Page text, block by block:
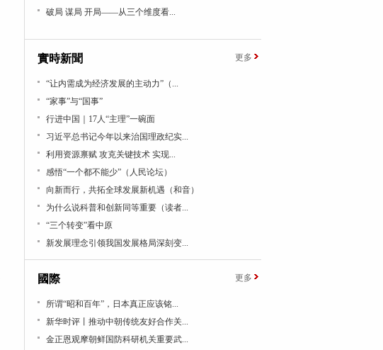
破局 谋局 开局——从三个维度看...
實時新聞 更多
“让内需成为经济发展的主动力”（...
“家事”与“国事”
行进中国｜17人“主理”一碗面
习近平总书记今年以来治国理政纪实...
利用资源禀赋 攻克关键技术 实现...
感悟“一个都不能少”（人民论坛）
向新而行，共拓全球发展新机遇（和音）
为什么说科普和创新同等重要（读者...
“三个转变”看中原
新发展理念引领我国发展格局深刻变...
國際 更多
所谓“昭和百年”，日本真正应该铭...
新华时评丨推动中朝传统友好合作关...
金正恩观摩朝鲜国防科研机关重要武...